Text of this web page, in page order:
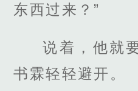
东西过来？”
说着，他就
书霖轻轻避开。